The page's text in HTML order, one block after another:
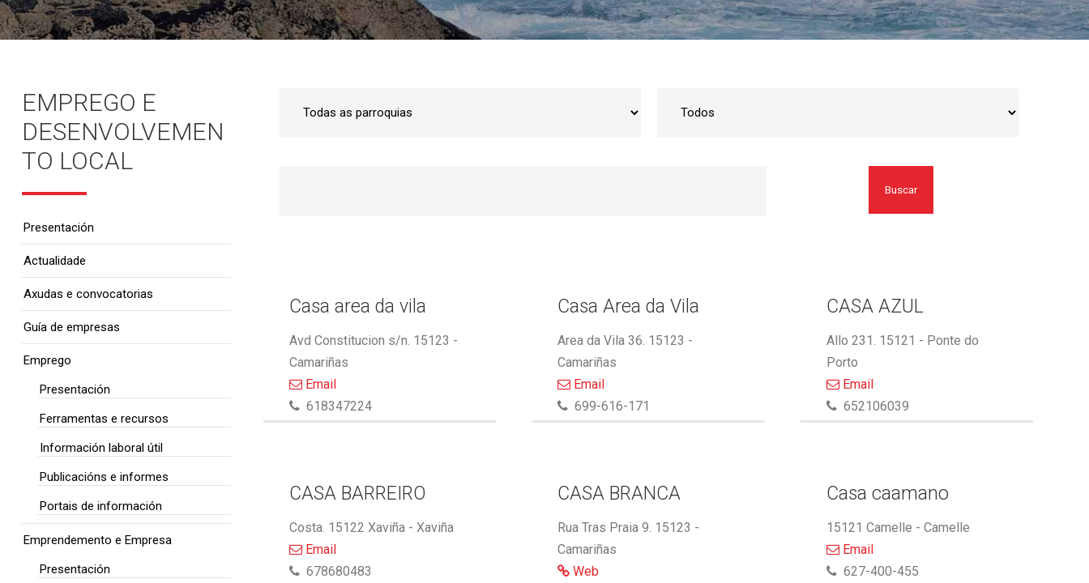
Buscar
Casa area da vila
Avd Constitucion s/n. 15123 -
Camariñas
Email
618347224
Casa Area da Vila
Area da Vila 36. 15123 -
Camariñas
Email
699-616-171
CASA AZUL
Allo 231. 15121 - Ponte do
Porto
Email
652106039
CASA BARREIRO
Costa. 15122 Xaviña - Xaviña
Email
678680483
CASA BRANCA
Rua Tras Praia 9. 15123 -
Camariñas
Web
Casa caamano
15121 Camelle - Camelle
Email
627-400-455
EMPREGO E
DESENVOLVEMEN
TO LOCAL
Presentación
Actualidade
Axudas e convocatorias
Guía de empresas
Emprego
Presentación
Ferramentas e recursos
Información laboral útil
Publicacións e informes
Portais de información
Emprendemento e Empresa
Presentación